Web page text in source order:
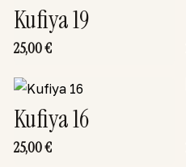
Kufiya 19
25,00€
Kufiya 16
25,00€